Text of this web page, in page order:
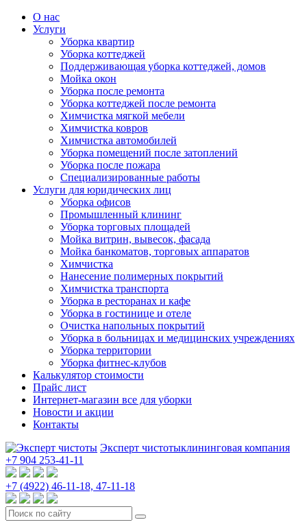
О нас
Услуги
Уборка квартир
Уборка коттеджей
Поддерживающая уборка коттеджей, домов
Мойка окон
Уборка после ремонта
Уборка коттеджей после ремонта
Химчистка мягкой мебели
Химчистка ковров
Химчистка автомобилей
Уборка помещений после затоплений
Уборка после пожара
Специализированные работы
Услуги для юридических лиц
Уборка офисов
Промышленный клининг
Уборка торговых площадей
Мойка витрин, вывесок, фасада
Мойка банкоматов, торговых аппаратов
Химчистка
Нанесение полимерных покрытий
Химчистка транспорта
Уборка в ресторанах и кафе
Уборка в гостинице и отеле
Очистка напольных покрытий
Уборка в больницах и медицинских учреждениях
Уборка территории
Уборка фитнес-клубов
Калькулятор стоимости
Прайс лист
Интернет-магазин все для уборки
Новости и акции
Контакты
Эксперт чистотыклининговая компания
+7 904 253-41-11
+7 (4922) 46-11-18, 47-11-18